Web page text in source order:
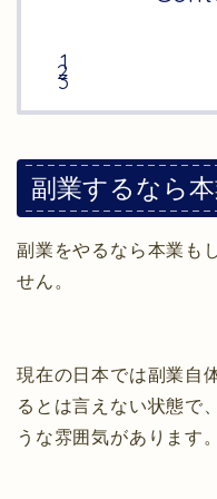
副業するなら
副業をやるなら本業も
せん。
現在の日本では副業自
るとは言えない状態で
うな雰囲気があります。